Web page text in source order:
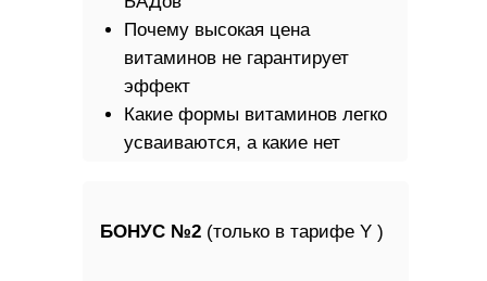
Почему высокая цена
витаминов не гарантирует
эффект
Какие формы витаминов легко
усваиваются, а какие нет
БОНУС №2 (только в тарифе Y )